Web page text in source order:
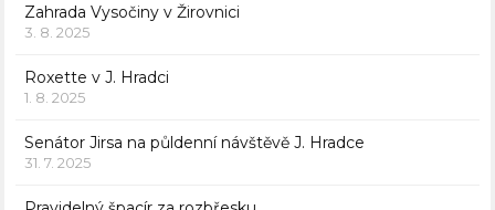
Zahrada Vysočiny v Žirovnici
3. 8. 2025
Roxette v J. Hradci
1. 8. 2025
Senátor Jirsa na půldenní návštěvě J. Hradce
31. 7. 2025